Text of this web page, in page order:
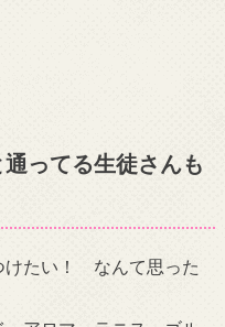
ってる生徒さんも
けたい！ なんて思った